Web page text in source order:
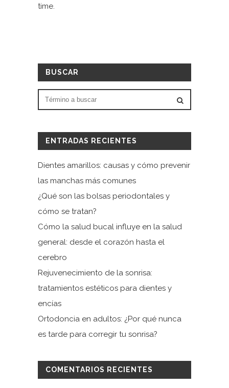
time.
BUSCAR
ENTRADAS RECIENTES
Dientes amarillos: causas y cómo prevenir
las manchas más comunes
¿Qué son las bolsas periodontales y
cómo se tratan?
Cómo la salud bucal influye en la salud
general: desde el corazón hasta el
cerebro
Rejuvenecimiento de la sonrisa:
tratamientos estéticos para dientes y
encías
Ortodoncia en adultos: ¿Por qué nunca
es tarde para corregir tu sonrisa?
COMENTARIOS RECIENTES